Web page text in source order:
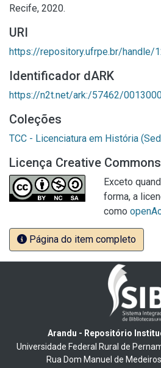
Recife, 2020.
URI
https://repository.ufrpe.br/handle/
Identificador dARK
https://n2t.net/ark:/57462/
Coleções
TCC - Licenciatura em História
Licença Creative Commons
Exceto
forma, a
como
Página do item completo
Arandu - Repositório
Universidade Federal Rural de
Rua Dom Manuel de